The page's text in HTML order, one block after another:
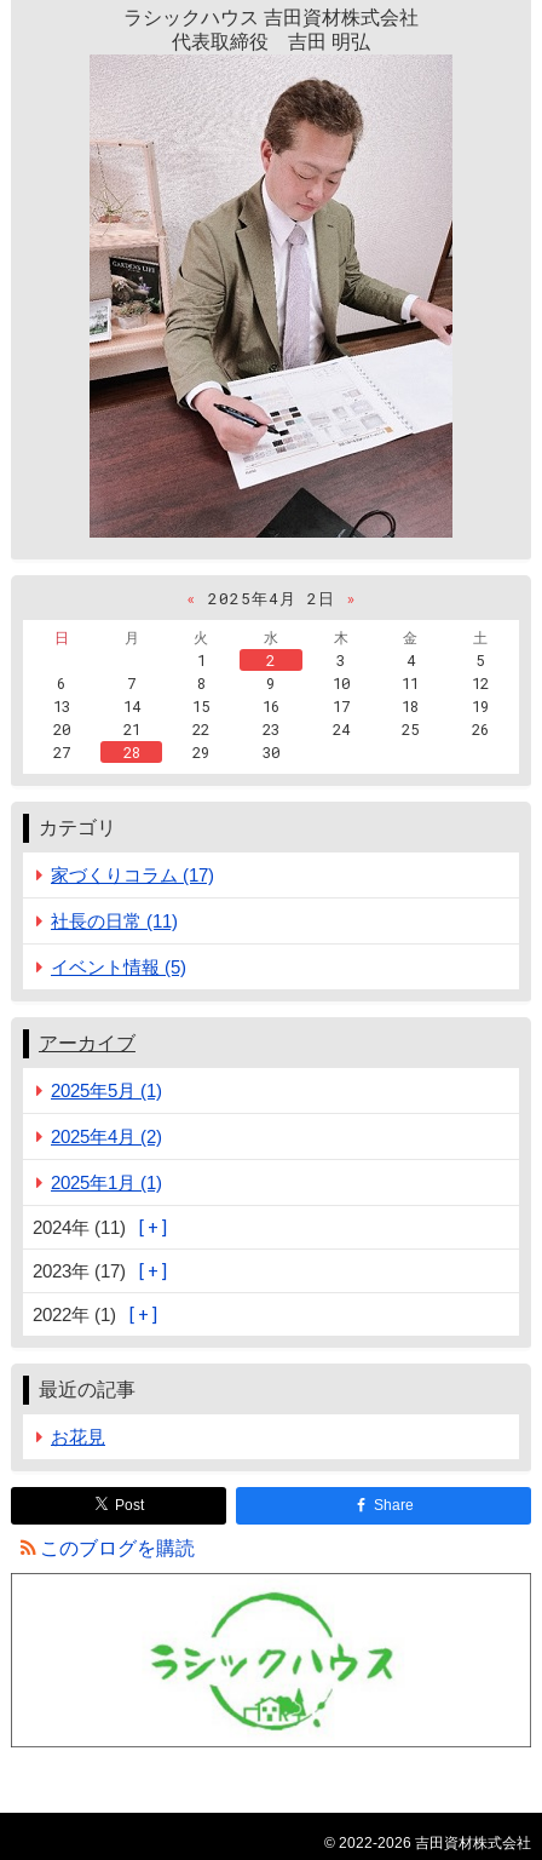
ラシックハウス 吉田資材株式会社
代表取締役 吉田 明弘
« 2025年4月 2日
»
日
月 火 水 木 金
土
1
2 3 4
5
6
7 8 9 10 11
12
13
14 15 16 17 18
19
20
21 22 23 24 25
26
27
28 29 30
カテゴリ
家づくりコラム (17)
社長の日常 (11)
イベント情報 (5)
アーカイブ
2025年5月 (1)
2025年4月 (2)
2025年1月 (1)
2024年 (11)
2023年 (17)
2022年 (1)
最近の記事
お花見
Post Share
このブログを購読
© 2022-2026 吉田資材株式会社